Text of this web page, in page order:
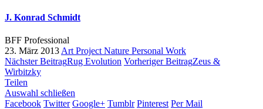
J. Konrad Schmidt
BFF Professional
23. März 2013 Art Project Nature Personal Work
Nächster BeitragRug Evolution Vorheriger BeitragZeus &
Wirbitzky
Teilen
Auswahl schließen
Facebook Twitter Google+ Tumblr Pinterest Per Mail